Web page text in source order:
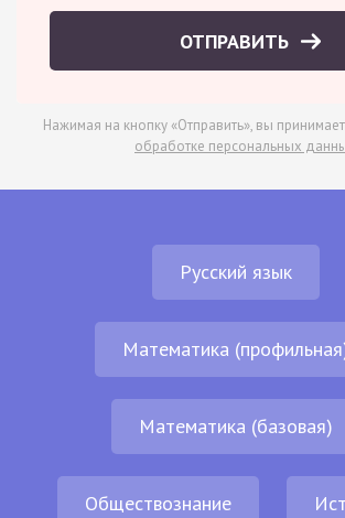
ОТПРАВИТЬ
Нажимая на кнопку «Отправить», вы
обработке персональных
Русский язык
Математика
Математика (базовая)
Обществознание